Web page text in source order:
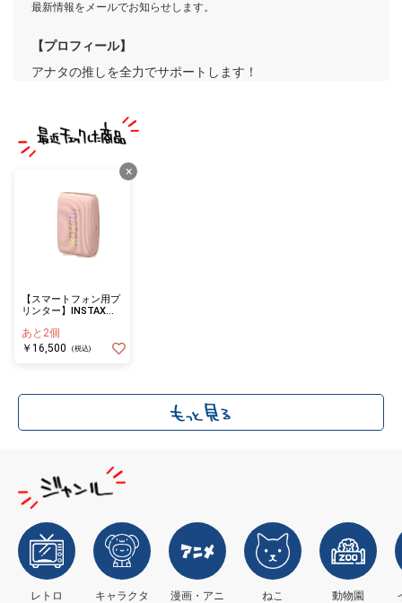
最新情報をメールでお知らせします。
【プロフィール】
アナタの推しを全力でサポートします！
×
【スマートフォン用プ
リンター】INSTAX
あと2個
￥16,500
(税込)
レトロ
キャラクタ
漫画・アニ
ねこ 動物園